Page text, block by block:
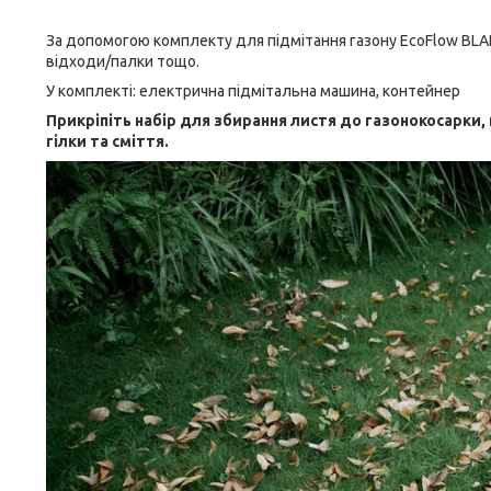
За допомогою комплекту для підмітання газону EcoFlow
відходи/палки тощо.
У комплекті: електрична підмітальна машина, контейнер
Прикріпіть набір для збирання листя до
гілки та сміття.